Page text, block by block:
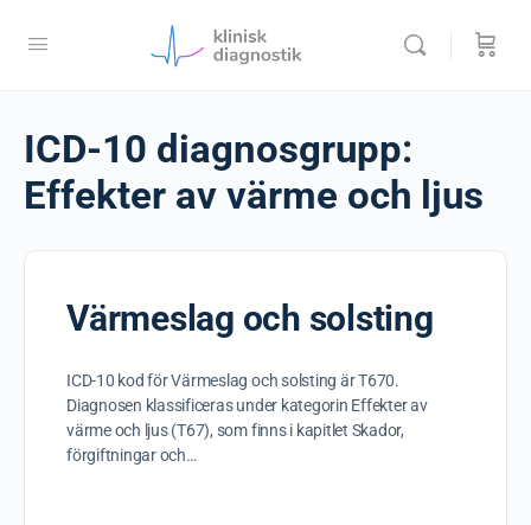
ICD-10 diagnosgrupp:
Effekter av värme och ljus
Värmeslag och solsting
ICD-10 kod för Värmeslag och solsting är T670.
Diagnosen klassificeras under kategorin Effekter av
värme och ljus (T67), som finns i kapitlet Skador,
förgiftningar och…